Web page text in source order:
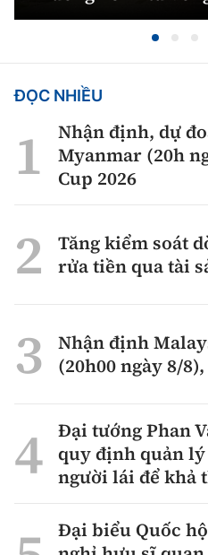
ĐỌC NHIỀU
Nhận định, dự
Myanmar (20h
Cup 2026
Tăng kiểm soát
rửa tiền qua tài
Nhận định
(20h00 ngày 8/
Đại tướng Phan
quy định quản
người lái để khả
Đại biểu Quốc